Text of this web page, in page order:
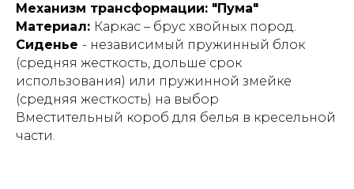
Механизм трансформации: "Пума"
Материал: Каркас – брус хвойных пород.
Сиденье - независимый пружинный блок
(средняя жесткость, дольше срок
использования) или пружинной змейке
(средняя жесткость) на выбор
Вместительный короб для белья в кресельной
части.